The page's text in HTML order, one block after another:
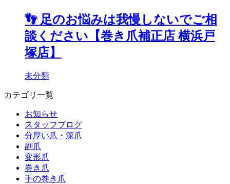
👣 足のお悩みは我慢しないでご相
談ください【巻き爪補正店 横浜戸
塚店】
未分類
カテゴリ一覧
お知らせ
スタッフブログ
分厚い爪・深爪
副爪
変形爪
巻き爪
手の巻き爪